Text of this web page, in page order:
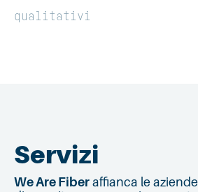
qualitativi
Servizi
We Are Fiber affianca le